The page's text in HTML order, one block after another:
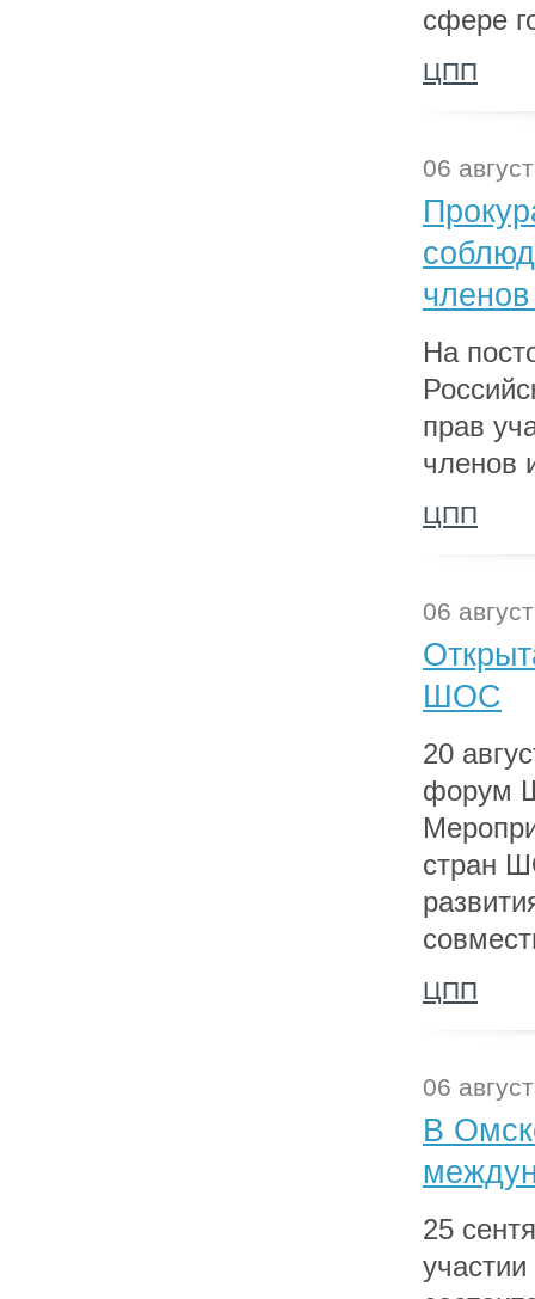
сфере
ЦПП
06
На
прав
членов
ЦПП
06
ШОС
20
форум
стран
ЦПП
06
В
25